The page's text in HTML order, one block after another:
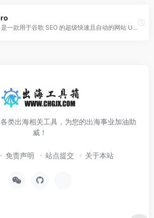
INDEXED.pro 是一款用于谷歌 SEO 的超级快速且自动的网站 URL 索引工具。使用我们的工具，获得更多自然流量并促进您的业务发展。
类出海相关工具，为您的出海事业加油助
威！
免责声明 站点提交 关于本站